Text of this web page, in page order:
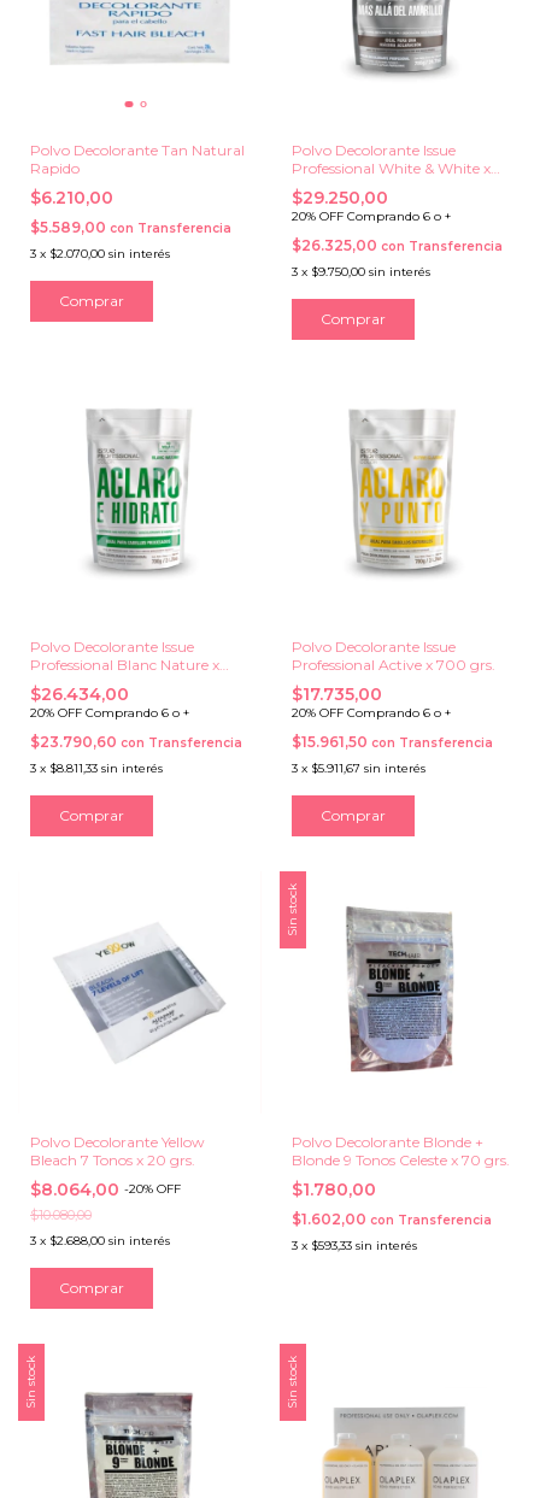
Polvo Decolorante Tan Natural
Rapido
$6.210,00
$5.589,00 con Transferencia
3 x $2.070,00 sin interés
Comprar
Polvo Decolorante Issue
Professional White & White x
700 grs.
$29.250,00
20% OFF Comprando 6 o +
$26.325,00 con Transferencia
3 x $9.750,00 sin interés
Polvo Decolorante Issue
Professional Blanc Nature x
700 grs.
$26.434,00
20% OFF Comprando 6 o +
$23.790,60 con Transferencia
3 x $8.811,33 sin interés
Polvo Decolorante Issue
Professional Active x 700 grs.
$17.735,00
20% OFF Comprando 6 o +
$15.961,50 con Transferencia
3 x $5.911,67 sin interés
Polvo Decolorante Yellow
Bleach 7 Tonos x 20 grs.
$8.064,00 -20% OFF
$10.080,00
3 x $2.688,00 sin interés
Sin stock
Polvo Decolorante Blonde +
Blonde 9 Tonos Celeste x 70 grs.
$1.780,00
$1.602,00 con Transferencia
3 x $593,33 sin interés
Sin stock Sin stock